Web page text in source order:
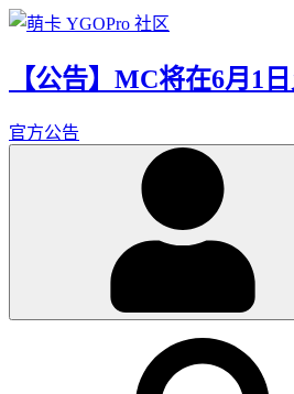
【公告】MC将在6月1
官方公告